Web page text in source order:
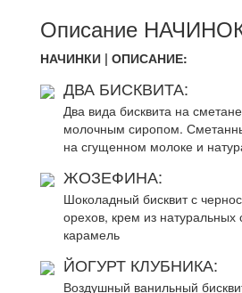
Описание
НАЧИНКИ | ОПИСАНИЕ:
ДВА БИСКВИТА:
Два вида бисквита на
молочным сиропом.
на сгущенном молоке и
ЖОЗЕФИНА:
Шоколадный бисквит с
орехов, крем из натуральных
карамель
ЙОГУРТ КЛУБНИКА:
Воздушный ванильный